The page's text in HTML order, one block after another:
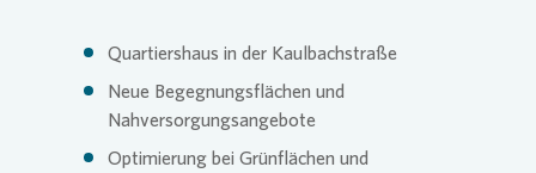
Quartiershaus in der Kaulbachstraße
Neue Begegnungsflächen und
Nahversorgungsangebote
Optimierung bei Grünflächen und